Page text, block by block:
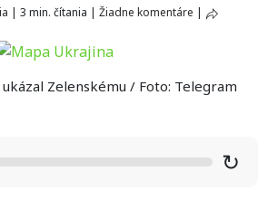
| 3 min. čítania | Žiadne komentáre |
Zelenskému / Foto: Telegram
↻